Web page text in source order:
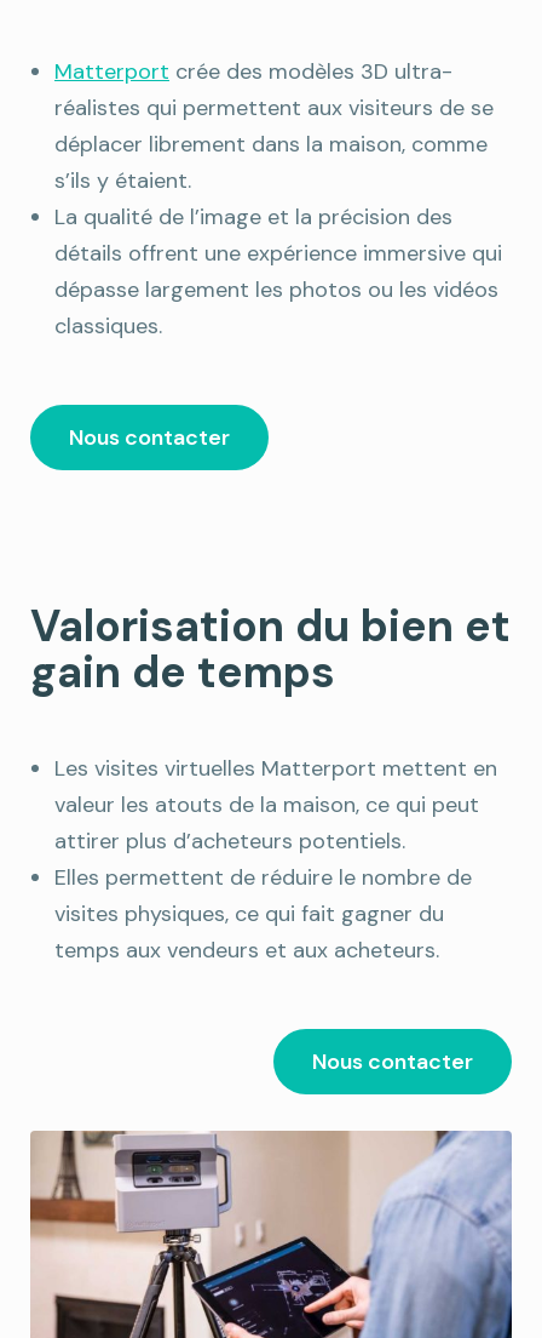
Matterport crée des modèles 3D ultra-
réalistes qui permettent aux visiteurs de se
déplacer librement dans la maison, comme
s’ils y étaient.
La qualité de l’image et la précision des
détails offrent une expérience immersive qui
dépasse largement les photos ou les vidéos
classiques.
Nous contacter
Valorisation du bien et
gain de temps
Les visites virtuelles Matterport mettent en
valeur les atouts de la maison, ce qui peut
attirer plus d’acheteurs potentiels.
Elles permettent de réduire le nombre de
visites physiques, ce qui fait gagner du
temps aux vendeurs et aux acheteurs.
Nous contacter